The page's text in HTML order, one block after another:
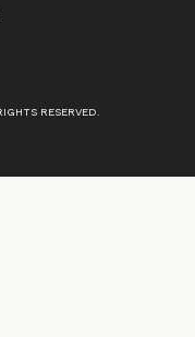
RESERVED.